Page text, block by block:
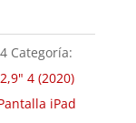
Categoría:
4 (2020)
iPad